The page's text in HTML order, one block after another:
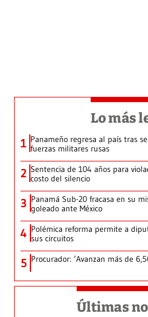
Lo más
1 Panameño regresa al país tras
fuerzas militares rusas
2 Sentencia de 104 años para
costo del silencio
3 Panamá Sub-20 fracasa en su
goleado ante México
4 Polémica reforma permite a
sus circuitos
5 Procurador: ‘Avanzan más de
Últimas